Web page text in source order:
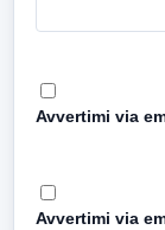
Avvertimi via
Avvertimi via